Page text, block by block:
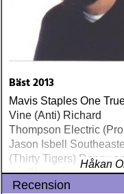
Bäst 2013
Mavis Staples One
Vine (Anti) Richard
Thompson Electric
Jason Isbell
(Thirty Tigers) Danny
the Champions of the
Stay True (Loose) Slow
Håkan
Recension